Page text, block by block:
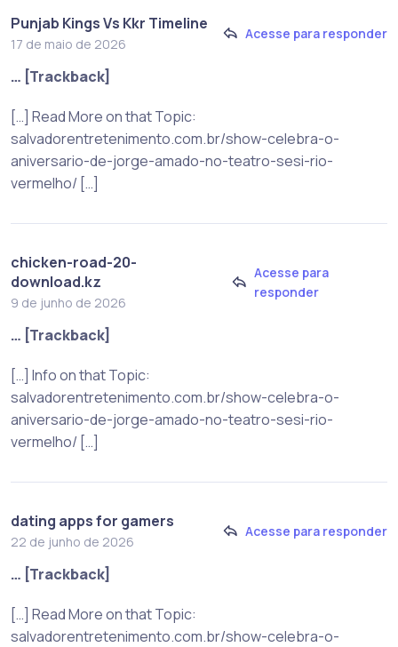
Punjab Kings Vs Kkr Timeline
17 de maio de 2026
Acesse para responder
… [Trackback]
[…] Read More on that Topic:
salvadorentretenimento.com.br/show-celebra-o-
aniversario-de-jorge-amado-no-teatro-sesi-rio-
vermelho/ […]
chicken-road-20-
download.kz
9 de junho de 2026
Acesse para
responder
… [Trackback]
[…] Info on that Topic:
salvadorentretenimento.com.br/show-celebra-o-
aniversario-de-jorge-amado-no-teatro-sesi-rio-
vermelho/ […]
dating apps for gamers
22 de junho de 2026
Acesse para responder
… [Trackback]
[…] Read More on that Topic:
salvadorentretenimento.com.br/show-celebra-o-